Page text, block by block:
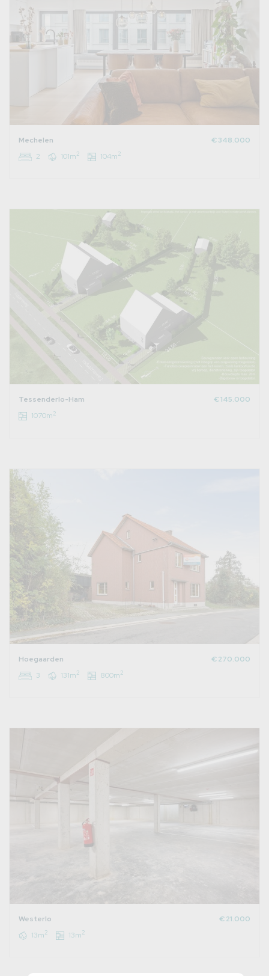
Mechelen
€ 348.000
2
101m2 104m2
Tessenderlo-Ham
€ 145.000
1070m2
Hoegaarden
€ 270.000
3
131m2 800m2
Westerlo
€ 21.000
13m2 13m2